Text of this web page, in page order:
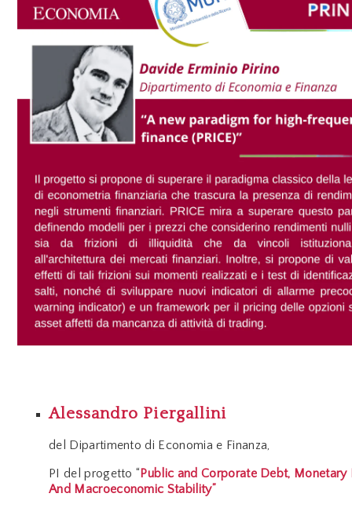
Alessandro Piergallini
del Dipartimento di Economia e Finanza,
PI del progetto “Public and Corporate Debt, Monetary
And Macroeconomic Stability”